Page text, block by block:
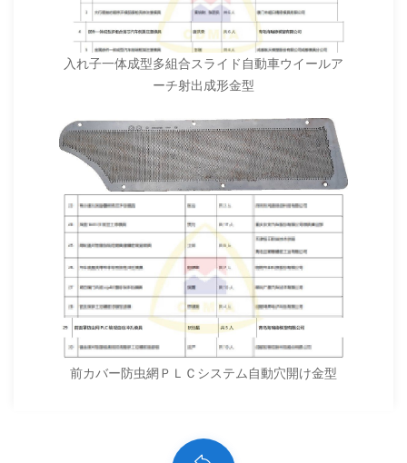
入れ子一体成型多組合スライド自動車ウイールア
ーチ射出成形金型
前カバー防虫網ＰＬＣシステム自動穴開け金型